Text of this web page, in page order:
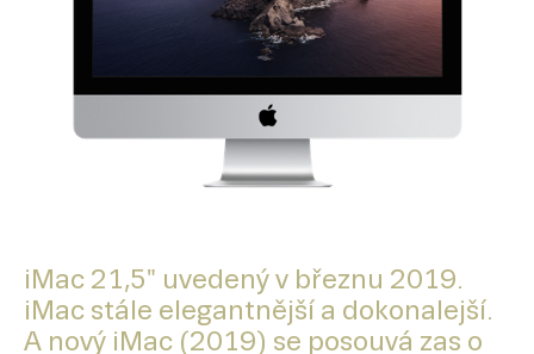
iMac 21,5" uvedený v březnu 2019.
iMac stále elegantnější a dokonalejší.
A nový iMac (2019) se posouvá zas o